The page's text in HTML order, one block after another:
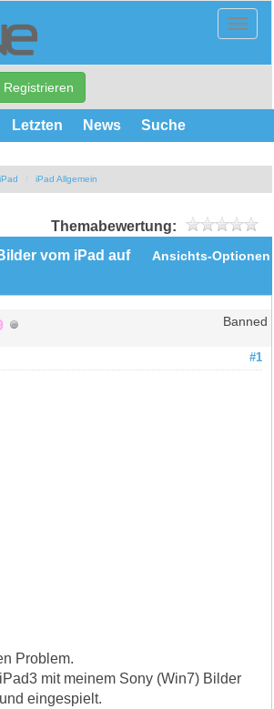
Registrieren
Letzten News Suche
iPad Allgemein
Themabewertung:
Ansichts-Optionen
vom iPad auf
Banned
#1
Problem.
mit meinem Sony (Win7) Bilder
eingespielt.